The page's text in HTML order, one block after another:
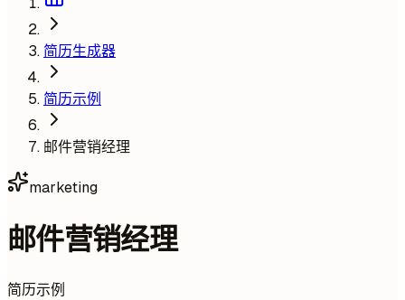
简历生成器
简历示例
邮件营销经理
marketing
邮件营销经理
简历示例